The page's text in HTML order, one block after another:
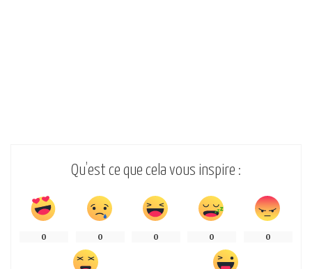
Qu’est ce que cela vous inspire :
0 0 0 0 0